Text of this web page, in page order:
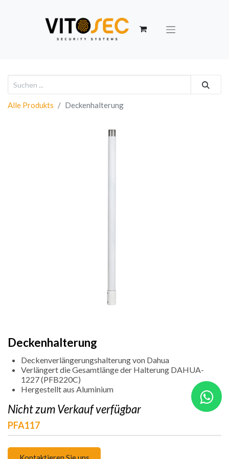
Alle Produkts Deckenhalterung
Deckenhalterung
Deckenverlängerungshalterung von Dahua
Verlängert die Gesamtlänge der Halterung DAHUA-
1227 (PFB220C)
Hergestellt aus Aluminium
Nicht zum Verkauf verfügbar
PFA117